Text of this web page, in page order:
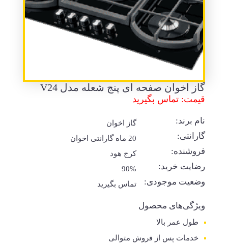
گاز اخوان صفحه ای پنج شعله مدل V24
قیمت: تماس بگیرید
نام برند: گاز اخوان
گارانتی: 20 ماه گارانتی اخوان
فروشنده: کرج هود
رضایت خرید: 90%
وضعیت موجودی: تماس بگیرید
ویژگی‌های محصول
طول عمر بالا
خدمات پس از فروش متوالی